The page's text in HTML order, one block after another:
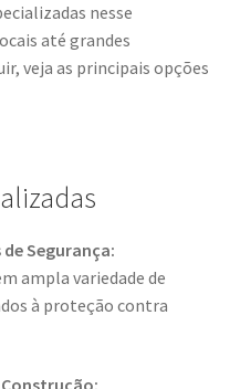
nesse
até grandes
veja as principais opções
Segurança:
ampla variedade de
à proteção contra